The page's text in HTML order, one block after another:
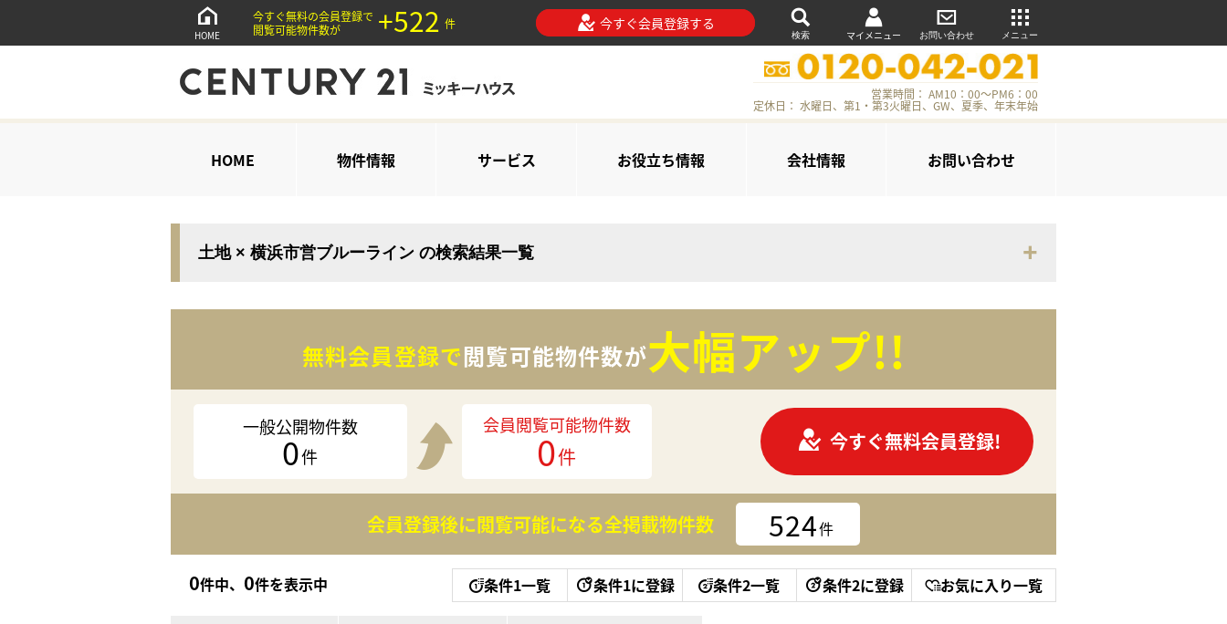
HOME
今すぐ無料の会員登録で
閲覧可能物件数が
+522 件 今すぐ会員登録する
検索 マイメニュー お問い合わせ メニュー
営業時間： AM10：00～PM6：00
定休日： 水曜日、第1・第3火曜日、GW、夏季、年末年始
HOME 物件情報 サービス お役立ち情報 会社情報 お問い合わせ
土地 × 横浜市営ブルーライン の検索結果一覧
無料会員登録で閲覧可能物件数が大幅アップ!!
一般公開物件数
0件
会員閲覧可能物件数
0件
今すぐ無料会員登録!
会員登録後に閲覧可能になる全掲載物件数 524件
0件中、 0件を表示中 条件1一覧 条件1に登録 条件2一覧 条件2に登録 お気に入り一覧